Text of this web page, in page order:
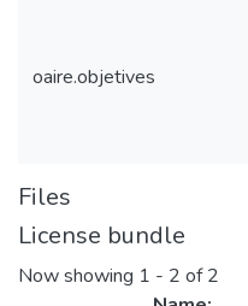
oaire.objetives
Files
License bundle
Now showing 1 - 2 of 2